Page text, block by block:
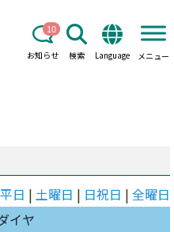
お知らせ
10
検索 Language メニュー
平日 | 土曜日 | 日祝日 | 全曜日
イヤ